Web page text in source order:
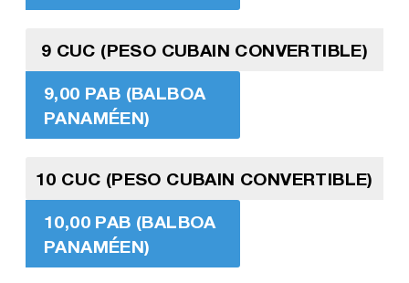
9 CUC (PESO CUBAIN CONVERTIBLE)
9,00 PAB (BALBOA
PANAMÉEN)
10 CUC (PESO CUBAIN CONVERTIBLE)
10,00 PAB (BALBOA
PANAMÉEN)